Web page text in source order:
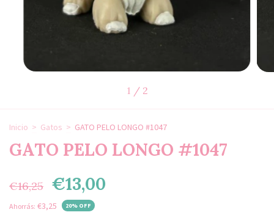
1 / 2
Inicio > Gatos > GATO PELO LONGO #1047
GATO PELO LONGO #1047
€16,25 €13,00
Ahorrás: €3,25 20% OFF